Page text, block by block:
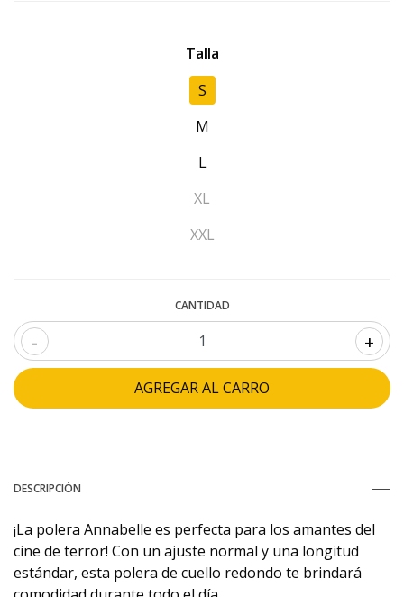
Talla
S
M
L
XL
XXL
CANTIDAD
- +
DESCRIPCIÓN
¡La polera Annabelle es perfecta para los amantes del
cine de terror! Con un ajuste normal y una longitud
estándar, esta polera de cuello redondo te brindará